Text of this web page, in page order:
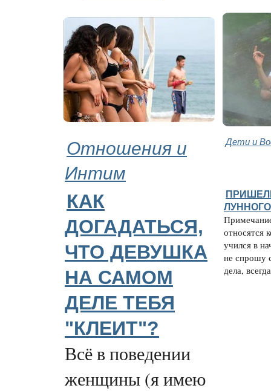
Отношения и
Интим
Дети и
КАК
ДОГАДАТЬСЯ,
ЧТО ДЕВУШКА
НА САМОМ
ДЕЛЕ ТЕБЯ
"КЛЕИТ"?
Всё в поведении
женщины (я имею
относятся
учился в
не спрошу
дела,